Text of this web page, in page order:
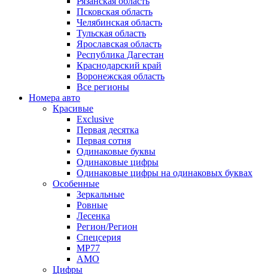
Псковская область
Челябинская область
Тульская область
Ярославская область
Республика Дагестан
Краснодарский край
Воронежская область
Все регионы
Номера авто
Красивые
Exclusive
Первая десятка
Первая сотня
Одинаковые буквы
Одинаковые цифры
Одинаковые цифры на одинаковых буквах
Особенные
Зеркальные
Ровные
Лесенка
Регион/Регион
Спецсерия
МР77
АМО
Цифры